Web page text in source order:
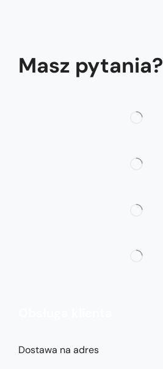
Masz pytania?
Dostawa na adres